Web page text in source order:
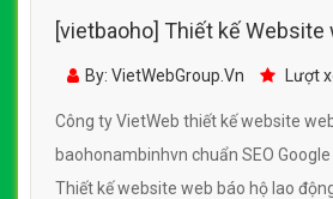
[vietbaoho] Thiết kế Website
động - baohonambinhvn
By: VietWebGroup.Vn Lượt
Công ty VietWeb thiết kế website
baohonambinhvn chuẩn SEO
Thiết kế website web báo hộ lao